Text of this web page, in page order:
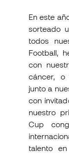
En este
sorteado
todos
Football,
con
cáncer, o
junto a
con
nuestro
Cup
talento